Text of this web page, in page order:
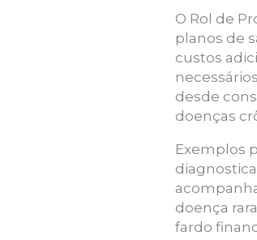
O Rol de
planos de
custos
desde
doenças
Exemplos
doença
fardo